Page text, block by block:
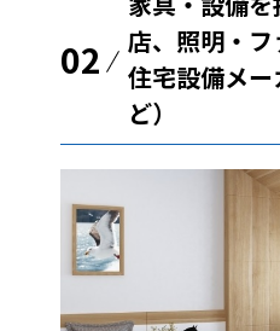
02
店、照明・フ
住宅設備メ
ど）